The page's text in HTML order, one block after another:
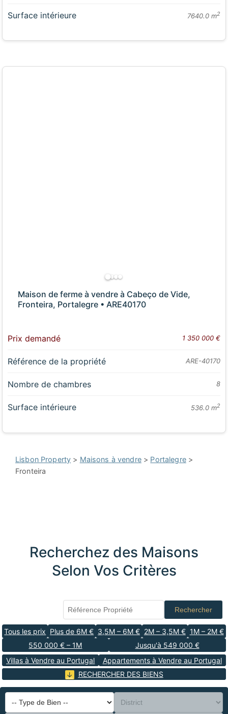
Surface intérieure 7640.0 m2
Maison de ferme à vendre à Cabeço de Vide,
Fronteira, Portalegre • ARE40170
Prix demandé 1 350 000 €
Référence de la propriété ARE-40170
Nombre de chambres 8
Surface intérieure 536.0 m2
Lisbon Property > Maisons à vendre> Portalegre>
Fronteira
Recherchez des Maisons
Selon Vos Critères
Rechercher
Tous les prix Plus de 6M € 3,5M – 6M € 2M – 3,5M € 1M – 2M €
550 000 € – 1M
Jusqu'à 549 000 €
Villas à Vendre au Portugal
Appartements à Vendre au Portugal
RECHERCHER DES BIENS